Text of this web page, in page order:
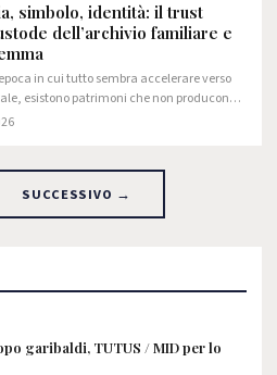
simbolo, identità: il trust
dell’archivio familiare e
in cui tutto sembra accelerare verso
esistono patrimoni che non producono
SUCCESSIVO →
garibaldi, TUTUS / MID per lo